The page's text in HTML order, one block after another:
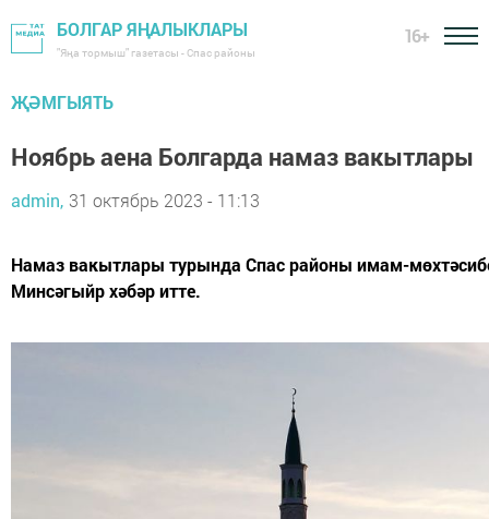
БОЛГАР ЯҢАЛЫКЛАРЫ
"Яңа тормыш" газетасы - Спас районы
16+
ҖӘМГЫЯТЬ
Ноябрь аена Болгарда намаз вакытлары
admin, 31 октябрь 2023 - 11:13
Намаз вакытлары турында Спас районы имам-
Минсәгыйр хәбәр итте.